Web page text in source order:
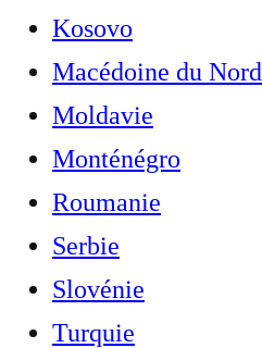
Kosovo
Macédoine du Nord
Moldavie
Monténégro
Roumanie
Serbie
Slovénie
Turquie